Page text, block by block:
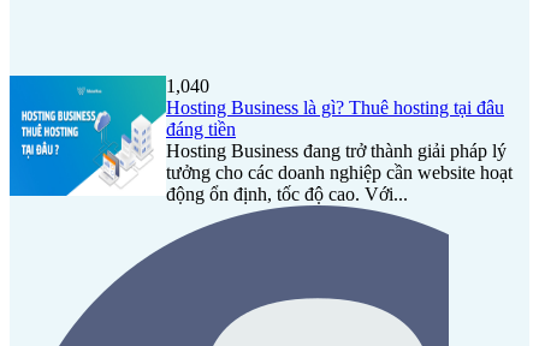
1,040
Hosting Business là gì? Thuê hosting tại đâu
đáng tiền
Hosting Business đang trở thành giải pháp lý
tưởng cho các doanh nghiệp cần website hoạt
động ổn định, tốc độ cao. Với...